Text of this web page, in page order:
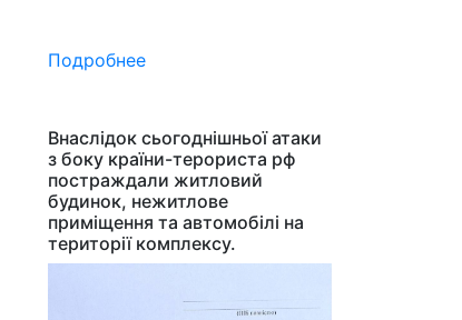
Подробнее
Внаслідок сьогоднішньої атаки
з боку країни-терориста рф
постраждали житловий
будинок, нежитлове
приміщення та автомобілі на
території комплексу.